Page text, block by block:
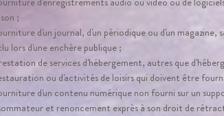
;
d'un journal, d'un périodique ou d'un
lors d'une enchère publique ;
de services d'hébergement, autres que
ou d'activités de loisirs qui doivent être
d'un contenu numérique non fourni sur un
et renoncement exprès à son droit de